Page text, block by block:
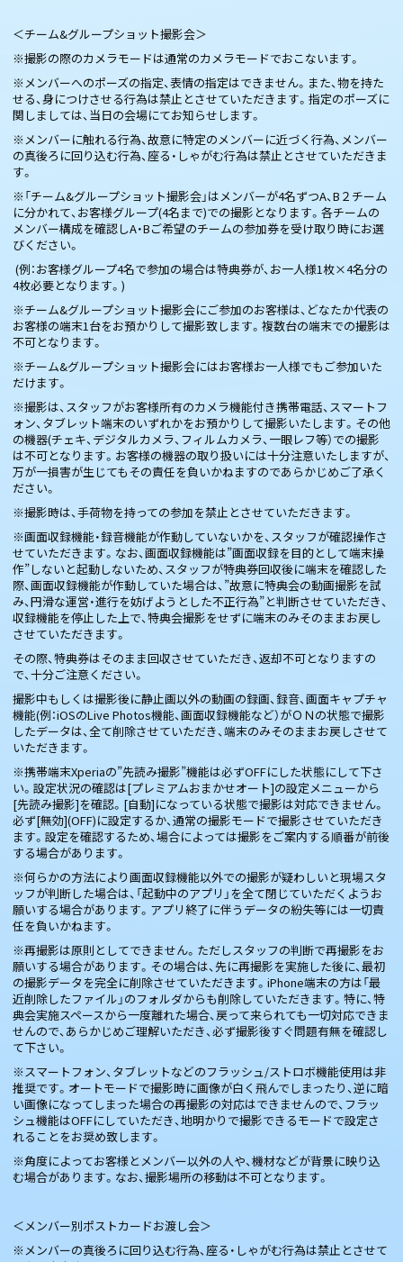
＜チーム&グループショット撮影会＞
※撮影の際のカメラモードは通常のカメラモードでおこないます。
※メンバーへのポーズの指定、表情の指定はできません。また、物を持た
せる、身につけさせる行為は禁止とさせていただきます。指定のポーズに
関しましては、当日の会場にてお知らせします。
※メンバーに触れる行為、故意に特定のメンバーに近づく行為、メンバー
の真後ろに回り込む行為、座る・しゃがむ行為は禁止とさせていただきま
す。
※「チーム&グループショット撮影会」はメンバーが4名ずつA、B２チーム
に分かれて、お客様グループ(4名まで)での撮影となります。各チームの
メンバー構成を確認しA・Bご希望のチームの参加券を受け取り時にお選
びください。
(例：お客様グループ4名で参加の場合は特典券が、お一人様1枚×4名分の
4枚必要となります。)
※チーム&グループショット撮影会にご参加のお客様は、どなたか代表の
お客様の端末1台をお預かりして撮影致します。複数台の端末での撮影は
不可となります。
※チーム&グループショット撮影会にはお客様お一人様でもご参加いた
だけます。
※撮影は、スタッフがお客様所有のカメラ機能付き携帯電話、スマートフ
ォン、タブレット端末のいずれかをお預かりして撮影いたします。その他
の機器(チェキ、デジタルカメラ、フィルムカメラ、一眼レフ等）での撮影
は不可となります。お客様の機器の取り扱いには十分注意いたしますが、
万が一損害が生じてもその責任を負いかねますのであらかじめご了承く
ださい。
※撮影時は、手荷物を持っての参加を禁止とさせていただきます。
※画面収録機能・録音機能が作動していないかを、スタッフが確認操作さ
せていただきます。なお、画面収録機能は”画面収録を目的として端末操
作”しないと起動しないため、スタッフが特典券回収後に端末を確認した
際、画面収録機能が作動していた場合は、”故意に特典会の動画撮影を試
み、円滑な運営・進行を妨げようとした不正行為”と判断させていただき、
収録機能を停止した上で、特典会撮影をせずに端末のみそのままお戻し
させていただきます。
その際、特典券はそのまま回収させていただき、返却不可となりますの
で、十分ご注意ください。
撮影中もしくは撮影後に静止画以外の動画の録画、録音、画面キャプチャ
機能(例：iOSのLive Photos機能、画面収録機能など）がＯＮの状態で撮影
したデータは、全て削除させていただき、端末のみそのままお戻しさせて
いただきます。
※携帯端末Xperiaの”先読み撮影”機能は必ずOFFにした状態にして下さ
い。設定状況の確認は[プレミアムおまかせオート]の設定メニューから
[先読み撮影]を確認。[自動]になっている状態で撮影は対応できません。
必ず[無効](OFF)に設定するか、通常の撮影モードで撮影させていただき
ます。設定を確認するため、場合によっては撮影をご案内する順番が前後
する場合があります。
※何らかの方法により画面収録機能以外での撮影が疑わしいと現場スタ
ッフが判断した場合は、「起動中のアプリ」を全て閉じていただくようお
願いする場合があります。アプリ終了に伴うデータの紛失等には一切責
任を負いかねます。
※再撮影は原則としてできません。ただしスタッフの判断で再撮影をお
願いする場合があります。その場合は、先に再撮影を実施した後に、最初
の撮影データを完全に削除させていただきます。iPhone端末の方は「最
近削除したファイル」のフォルダからも削除していただきます。特に、特
典会実施スペースから一度離れた場合、戻って来られても一切対応できま
せんので、あらかじめご理解いただき、必ず撮影後すぐ問題有無を確認し
て下さい。
※スマートフォン、タブレットなどのフラッシュ/ストロボ機能使用は非
推奨です。オートモードで撮影時に画像が白く飛んでしまったり、逆に暗
い画像になってしまった場合の再撮影の対応はできませんので、フラッ
シュ機能はOFFにしていただき、地明かりで撮影できるモードで設定さ
れることをお奨め致します。
※角度によってお客様とメンバー以外の人や、機材などが背景に映り込
む場合があります。なお、撮影場所の移動は不可となります。
＜メンバー別ポストカードお渡し会＞
※メンバーの真後ろに回り込む行為、座る・しゃがむ行為は禁止とさせて